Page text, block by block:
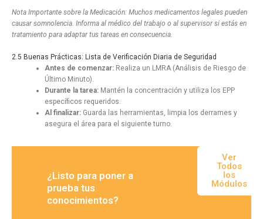
Nota Importante sobre la Medicación: Muchos medicamentos legales pueden
causar somnolencia. Informa al médico del trabajo o al supervisor si estás en
tratamiento para adaptar tus tareas en consecuencia.
2.5 Buenas Prácticas: Lista de Verificación Diaria de Seguridad
Antes de comenzar: Realiza un LMRA (Análisis de Riesgo de
Último Minuto).
Durante la tarea: Mantén la concentración y utiliza los EPP
específicos requeridos.
Al finalizar: Guarda las herramientas, limpia los derrames y
asegura el área para el siguiente turno.
¿Listo para poner a
prueba tus
conocimientos?
Ver
Todos
los
Módulos